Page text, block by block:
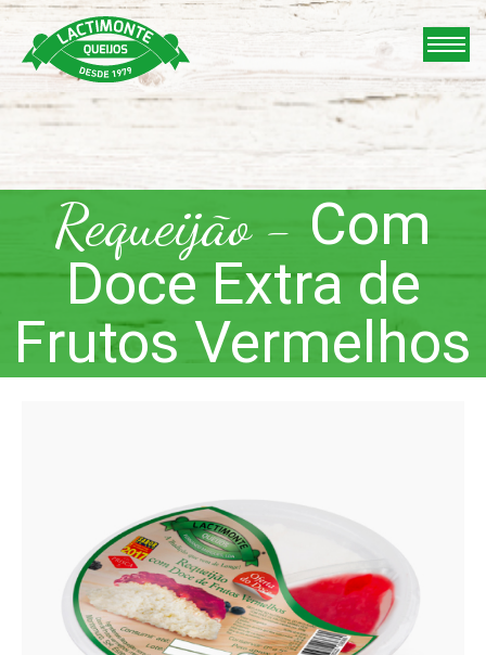
Skip
content
Requeijão - Com
Doce Extra de
Frutos Vermelhos